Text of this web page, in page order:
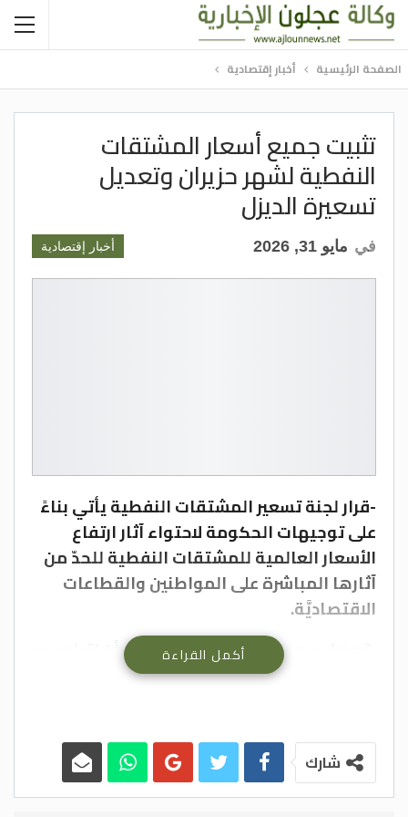
الصفحة الرئيسية أخبار إقتصادية
تثبيت جميع أسعار المشتقات
النفطية لشهر حزيران وتعديل
تسعيرة الديزل
أخبار إقتصادية في مايو 31, 2026
-قرار لجنة تسعير المشتقات النفطية يأتي بناءً
على توجيهات الحكومة لاحتواء آثار ارتفاع
الأسعار العالمية للمشتقات النفطية للحدّ من
آثارها المباشرة على المواطنين والقطاعات
الاقتصاديَّة.
-تعديل سعر السولار بمقدار 60 فلساً / لتر ليصبح
خلال شهر نيسان، وحوالي 16% من الضريبة على
البنزين (90) خلال شهر أيار.
أكمل القراءة
شارك